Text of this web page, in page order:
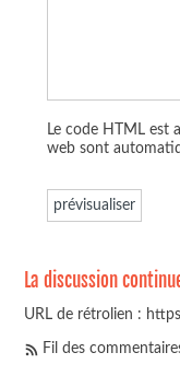
Le code HTML est
web sont
La discussion
URL de rétrolien :
Fil des